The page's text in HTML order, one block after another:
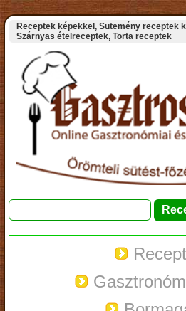
Receptek képekkel, Sütemény receptek
Szárnyas ételreceptek, Torta receptek